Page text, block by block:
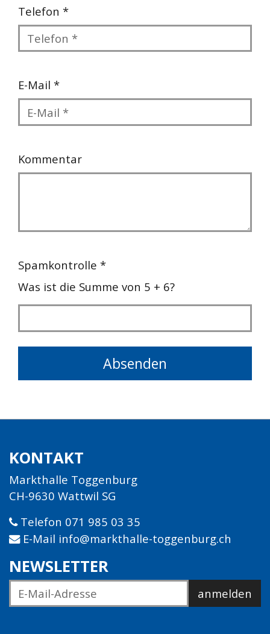
Telefon *
E-Mail *
Kommentar
Spamkontrolle *
Was ist die Summe von 5 + 6?
KONTAKT
Markthalle Toggenburg
CH-9630 Wattwil SG
Telefon 071 985 03 35
E-Mail info@markthalle-toggenburg.ch
NEWSLETTER
anmelden